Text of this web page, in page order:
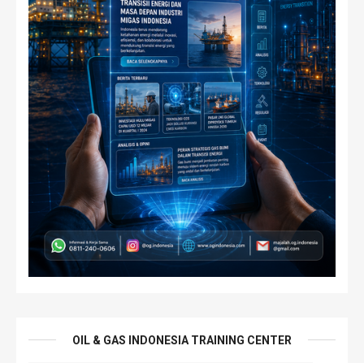
OIL & GAS INDONESIA TRAINING CENTER